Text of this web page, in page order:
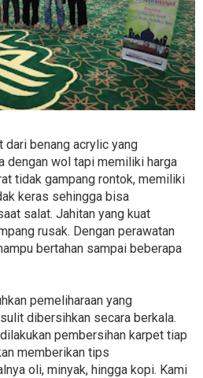
dari benang acrylic yang
dengan wol tapi memiliki harga
tidak gampang rontok, memiliki
keras sehingga bisa
salat. Jahitan yang kuat
rusak. Dengan perawatan
bertahan sampai beberapa
pemeliharaan yang
dibersihkan secara berkala.
pembersihan karpet tiap
memberikan tips
oli, minyak, hingga kopi. Kami